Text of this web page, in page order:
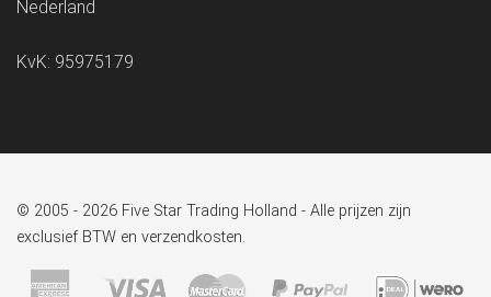
Nederland
KvK: 95975179
© 2005 - 2026 Five Star Trading Holland - Alle prijzen zijn
exclusief BTW en verzendkosten.